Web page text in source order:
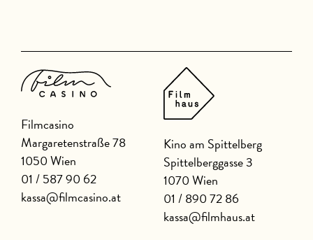
Filmcasino
Margaretenstraße 78
1050 Wien
01 / 587 90 62
kassa@filmcasino.at
Kino am Spittelberg
Spittelberggasse 3
1070 Wien
01 / 890 72 86
kassa@filmhaus.at